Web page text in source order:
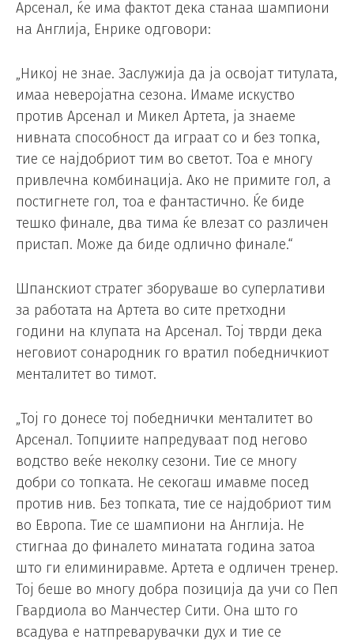
Арсенал, ќе има фактот дека станаа шампиони
на Англија, Енрике одговори:
„Никој не знае. Заслужија да ја освојат титулата,
имаа неверојатна сезона. Имаме искуство
против Арсенал и Микел Артета, ја знаеме
нивната способност да играат со и без топка,
тие се најдобриот тим во светот. Тоа е многу
привлечна комбинација. Ако не примите гол, а
постигнете гол, тоа е фантастично. Ќе биде
тешко финале, два тима ќе влезат со различен
пристап. Може да биде одлично финале.“
Шпанскиот стратег зборуваше во суперлативи
за работата на Артета во сите претходни
години на клупата на Арсенал. Тој тврди дека
неговиот сонародник го вратил победничкиот
менталитет во тимот.
„Тој го донесе тој победнички менталитет во
Арсенал. Топџиите напредуваат под негово
водство веќе неколку сезони. Тие се многу
добри со топката. Не секогаш имавме посед
против нив. Без топката, тие се најдобриот тим
во Европа. Тие се шампиони на Англија. Не
стигнаа до финалето минатата година затоа
што ги елиминиравме. Артета е одличен тренер.
Тој беше во многу добра позиција да учи со Пеп
Гвардиола во Манчестер Сити. Она што го
всадува е натпреварувачки дух и тие се